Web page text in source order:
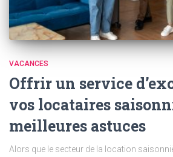
VACANCES
Offrir un service
vos locataires
meilleures astuces
Alors que le secteur de la location